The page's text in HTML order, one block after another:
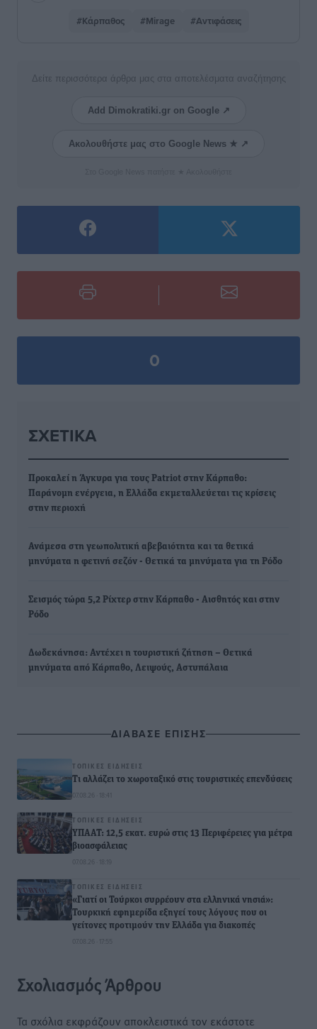
#Κάρπαθος #Mirage #Αντιφάσεις
Δείτε περισσότερα άρθρα μας στα αποτελέσματα αναζήτησης
Add Dimokratiki.gr on Google ↗
Ακολουθήστε μας στο Google News ★ ↗
0
ΣΧΕΤΙΚΆ
Προκαλεί η Άγκυρα για τους Patriot στην Κάρπαθο:
Παράνομη ενέργεια, η Ελλάδα εκμεταλλεύεται τις κρίσεις
στην περιοχή
Ανάμεσα στη γεωπολιτική αβεβαιότητα και τα θετικά
μηνύματα η φετινή σεζόν - Θετικά τα μηνύματα για τη Ρόδο
Σεισμός τώρα 5,2 Ρίχτερ στην Κάρπαθο - Αισθητός και στην
Ρόδο
Δωδεκάνησα: Αντέχει η τουριστική ζήτηση – Θετικά
μηνύματα από Κάρπαθο, Λειψούς, Αστυπάλαια
ΔΙΑΒΑΣΕ ΕΠΙΣΗΣ
ΤΟΠΙΚΈΣ ΕΙΔΉΣΕΙΣ
Τι αλλάζει το χωροταξικό στις τουριστικές επενδύσεις
07.08.26 · 18:41
ΤΟΠΙΚΈΣ ΕΙΔΉΣΕΙΣ
ΥΠΑΑΤ: 12,5 εκατ. ευρώ στις 13 Περιφέρειες για μέτρα
βιοασφάλειας
07.08.26 · 18:19
ΤΟΠΙΚΈΣ ΕΙΔΉΣΕΙΣ
«Γιατί οι Τούρκοι συρρέουν στα ελληνικά νησιά»:
Τουρκική εφημερίδα εξηγεί τους λόγους που οι
γείτονες προτιμούν την Ελλάδα για διακοπές
07.08.26 · 17:55
Σχολιασμός Άρθρου
Τα σχόλια εκφράζουν αποκλειστικά τον εκάστοτε